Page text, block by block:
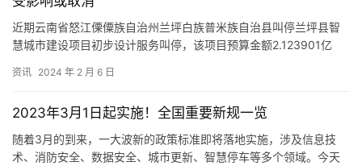
近期云南省怒江傈僳族自治州兰坪白族普米族自治县叫停兰坪县智
慧城市建设项目初步设计服务叫停，该项目预算金额2.123901亿
资讯 2024 年 2 月 6 日
2023年3月1日起实施！全国重要新规一览
随着3月的到来，一大波新的政策标准即将落地实施，涉及信息技
术、消防安全、数据安全、城市更新、智慧停车等多个领域。今天